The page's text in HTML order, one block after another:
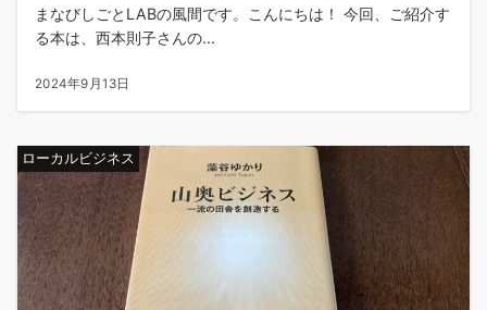
まなびしごとLABの風間です。こんにちは！ 今回、ご紹介す
る本は、西本則子さんの...
2024年9月13日
ローカルビジネス